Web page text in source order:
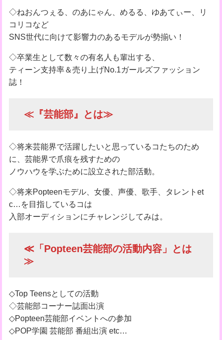
◇ねおんつぇる、のあにゃん、めるる、ゆあてぃー、リ
コリコなど
SNS世代に向けて影響力のあるモデルが勢揃い！
◇卒業生として数々の有名人も輩出する、
ティーン支持率＆売り上げNo.1ガールズファッション
誌！
≪『芸能部』とは≫
◇将来芸能界で活躍したいと思っているコたちのため
に、芸能界で爪痕を残すための
ノウハウを学ぶために設立された部活動。
◇将来Popteenモデル、女優、声優、歌手、タレントet
c…を目指しているコは
入部オーディションにチャレンジしてみは。
≪「Popteen芸能部の活動内容」とは
≫
◇Top Teensとしての活動
◇芸能部コーナー誌面出演
◇Popteen芸能部イベントへの参加
◇POP学園 芸能部 番組出演 etc…